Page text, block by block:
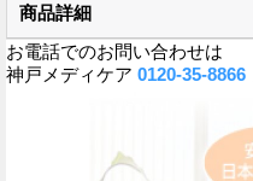
商品詳細
お電話でのお問い合わせは
神戸メディケア 0120-35-8866